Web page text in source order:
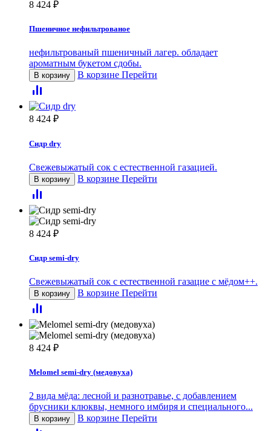
8 424 ₽
Пшеничное нефильтрованое
нефильтрованый пшеничный лагер. обладает
ароматным букетом сдобы.
В корзину В корзине Перейти
8 424 ₽
Сидр dry
Свежевыжатый сок с естественной газацией.
В корзину В корзине Перейти
8 424 ₽
Сидр semi-dry
Свежевыжатый сок с естественной газацие с мёдом++.
В корзину В корзине Перейти
8 424 ₽
Melomel semi-dry (медовуха)
2 вида мёда: лесной и разнотравье, с добавлением
брусники клюквы, немного имбиря и специального...
В корзину В корзине Перейти